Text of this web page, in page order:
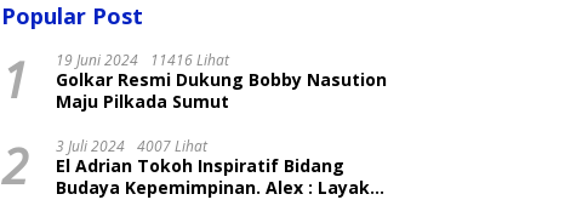
Popular Post
1 19 Juni 2024 11416 Lihat
Golkar Resmi Dukung Bobby Nasution
Maju Pilkada Sumut
2 3 Juli 2024 4007 Lihat
El Adrian Tokoh Inspiratif Bidang
Budaya Kepemimpinan. Alex : Layak